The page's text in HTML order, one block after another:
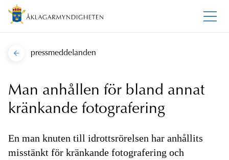
pressmeddelanden
Man anhållen för bland annat
kränkande fotografering
En man knuten till idrottsrörelsen har anhållits
misstänkt för kränkande fotografering och